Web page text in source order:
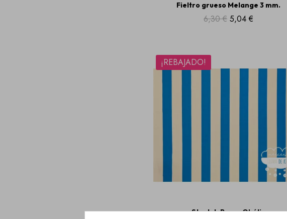
Fieltro grueso Melange 3 mm.
6,30 € 5,04 €
¡REBAJADO!
Stretch Rayas Obélix